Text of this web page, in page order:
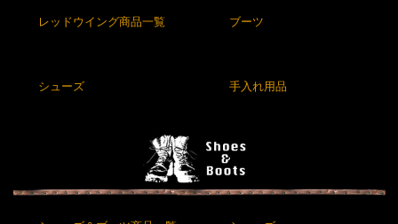
レッドウイング商品一覧 ブーツ
シューズ 手入れ用品